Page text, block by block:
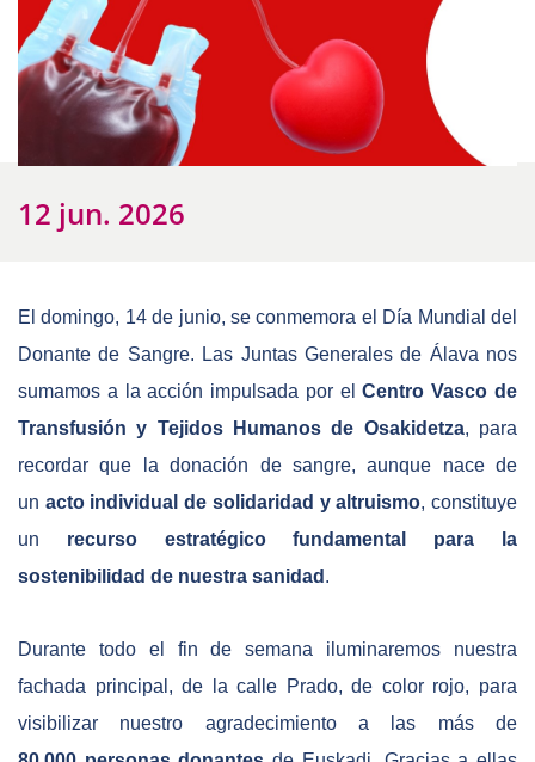
12 jun. 2026
El domingo, 14 de junio, se conmemora el Día Mundial del
Donante de Sangre. Las Juntas Generales de Álava nos
sumamos a la acción impulsada por elCentro Vasco de
Transfusión y Tejidos Humanos de Osakidetza, para
recordar que la donación de sangre, aunque nace de
un acto individual de solidaridad y altruismo, constituye
un recurso estratégico fundamental para la
sostenibilidad de nuestra sanidad .
Durante todo el fin de semana iluminaremos nuestra
fachada principal, de la calle Prado, de color rojo, para
visibilizar nuestro agradecimiento a las más de